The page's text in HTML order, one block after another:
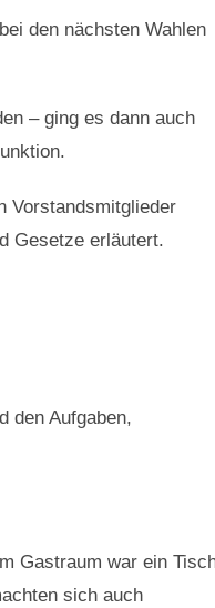
den nächsten Wahlen
– ging es dann auch
Vorstandsmitglieder
Gesetze erläutert.
den Aufgaben,
Gastraum war ein
sich auch